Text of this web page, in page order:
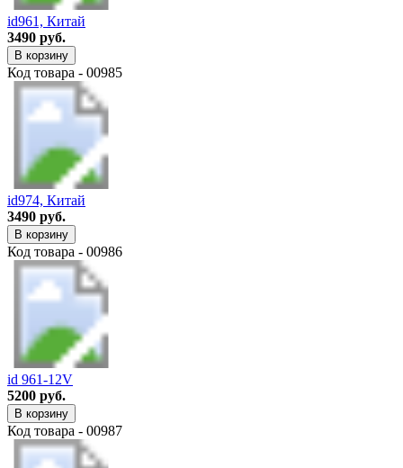
id961, Китай
3490 руб.
В корзину
Код товара - 00985
id974, Китай
3490 руб.
В корзину
Код товара - 00986
id 961-12V
5200 руб.
В корзину
Код товара - 00987